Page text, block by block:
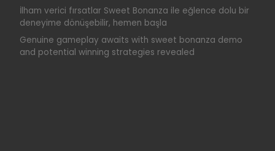
İlham verici fırsatlar Sweet Bonanza ile eğlence dolu bir
deneyime dönüşebilir, hemen başla
Genuine gameplay awaits with sweet bonanza demo
and potential winning strategies revealed